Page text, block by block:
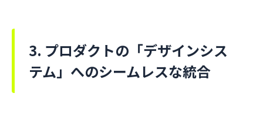
3. プロダクトの「デザインシス
テム」へのシームレスな統合